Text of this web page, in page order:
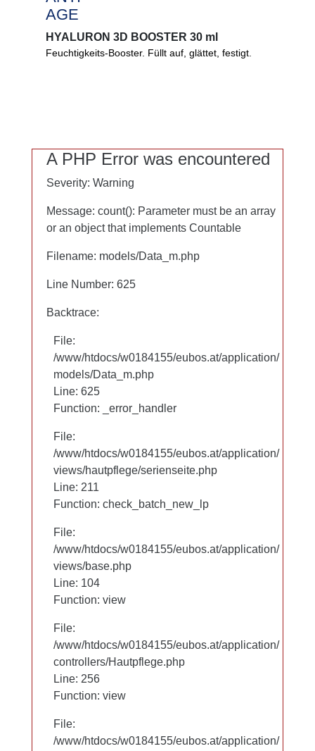
AGE
HYALURON 3D BOOSTER 30 ml
Glättender, festigender Feuchtigkeits-Booster für
Parfüm
Mineralöl
AGE
HYALURON 3D BOOSTER 30 ml
Feuchtigkeits-Booster. Füllt auf, glättet, festigt.
A PHP Error was encountered
Severity: Warning
Message: count(): Parameter must be an array
or an object that implements Countable
Filename: models/Data_m.php
Line Number: 625
Backtrace:
File:
/www/htdocs/w0184155/eubos.at/application/
models/Data_m.php
Line: 625
Function: _error_handler
File:
/www/htdocs/w0184155/eubos.at/application/
views/hautpflege/serienseite.php
Line: 97
Function: check_batch_new_lp
File:
/www/htdocs/w0184155/eubos.at/application/
views/base.php
Line: 104
Function: view
File:
/www/htdocs/w0184155/eubos.at/application/
controllers/Hautpflege.php
Line: 256
Function: view
File:
/www/htdocs/w0184155/eubos.at/application/
A PHP Error was encountered
Severity: Warning
Message: count(): Parameter must be an array
or an object that implements Countable
Filename: models/Data_m.php
Line Number: 625
Backtrace:
File:
/www/htdocs/w0184155/eubos.at/application/
models/Data_m.php
Line: 625
Function: _error_handler
File:
/www/htdocs/w0184155/eubos.at/application/
views/hautpflege/serienseite.php
Line: 211
Function: check_batch_new_lp
File:
/www/htdocs/w0184155/eubos.at/application/
views/base.php
Line: 104
Function: view
File:
/www/htdocs/w0184155/eubos.at/application/
controllers/Hautpflege.php
Line: 256
Function: view
File:
/www/htdocs/w0184155/eubos.at/application/